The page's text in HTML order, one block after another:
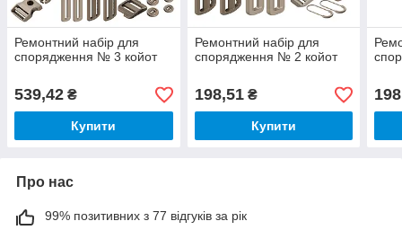
Ремонтний набір для
спорядження № 3 койот
539,42 ₴
Купити
Ремонтний набір для
спорядження № 2 койот
198,51₴
Купити
Про нас
99% позитивних з 77 відгуків за рік